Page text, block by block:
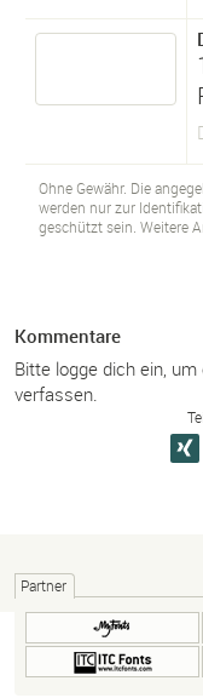
Ohne Gewähr. Die
werden nur zur
geschützt sein. Weitere
Kommentare
Bitte logge dich ein,
verfassen.
Partner